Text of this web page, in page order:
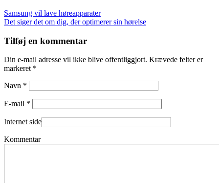
Indlægsnavigation
Samsung vil lave høreapparater
Det siger det om dig, der optimerer sin hørelse
Tilføj en kommentar
Din e-mail adresse vil ikke blive offentliggjort. Krævede felter er
markeret *
Navn *
E-mail *
Internet side
Kommentar